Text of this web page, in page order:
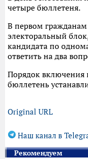
четыре бюллетеня.
В первом
электоральный
кандидата по
ответить на два
Порядок включения
бюллетень
Original URL
Наш канал в
Рекомендуем